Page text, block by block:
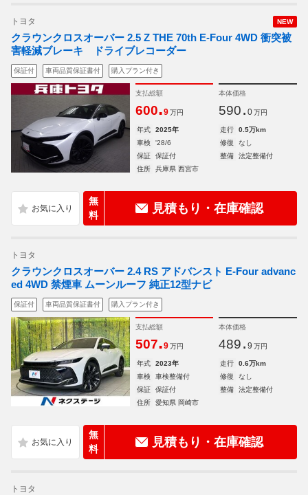
NEW
トヨタ
クラウンクロスオーバー 2.5 Z THE 70th E-Four 4WD 衝突被
害軽減ブレーキ ドライブレコーダー
保証付 車両品質保証書付 購入プラン付き
支払総額
600.9 万円
本体価格
590. 0 万円
年式 2025年 走行
0.5万km
車検
'28/6 修復
なし
保証
保証付 整備
法定整備付
住所
兵庫県 西宮市
無
料
見積もり・在庫確認
トヨタ
クラウンクロスオーバー 2.4 RS アドバンスト E-Four advanc
ed 4WD 禁煙車 ムーンルーフ 純正12型ナビ
保証付 車両品質保証書付 購入プラン付き
支払総額
507.9 万円
本体価格
489. 9 万円
年式 2023年 走行
0.6万km
車検
車検整備付 修復
なし
保証
保証付 整備
法定整備付
住所
愛知県 岡崎市
無
料
見積もり・在庫確認
トヨタ